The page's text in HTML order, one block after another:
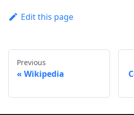
Edit this page
Previous
Wikipedia